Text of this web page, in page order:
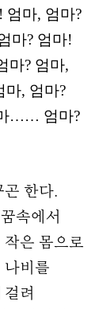
엄마, 엄마?
마? 엄마!
마? 엄마,
, 엄마?
…… 엄마?
한다.
속에서
은 몸으로
나비를
려